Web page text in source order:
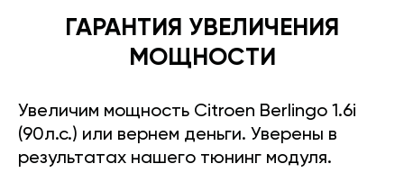
ГАРАНТИЯ УВЕЛИЧЕНИЯ
МОЩНОСТИ
Увеличим мощность Citroen Berlingo 1.6i
(90л.с.) или вернем деньги. Уверены в
результатах нашего тюнинг модуля.